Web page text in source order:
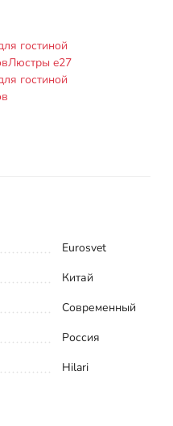
гостиной
Люстры e27
гостиной
Eurosvet
Китай
Современный
Россия
Hilari